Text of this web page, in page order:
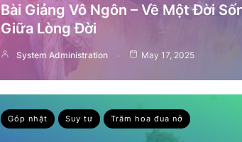
Bài Giảng Vô Ngôn – Về Một Đời
Giữa Lòng Đời
System Administration May 17, 2025
Góp nhặt Suy tư Trăm hoa đua nở